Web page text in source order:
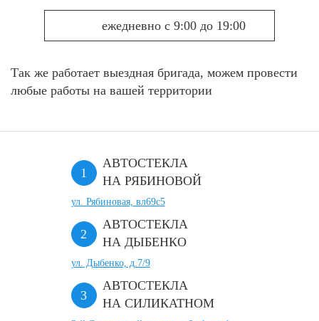
ежедневно с 9:00 до 19:00
Так же работает выездная бригада, можем провести
любые работы на вашей территории
АВТОСТЕКЛА
НА РЯБИНОВОЙ
ул. Рябиновая, вл69с5
АВТОСТЕКЛА
НА ДЫБЕНКО
ул. Дыбенко, д.7/9
АВТОСТЕКЛА
НА СИЛИКАТНОМ